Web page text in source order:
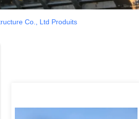
Co., Ltd Produits